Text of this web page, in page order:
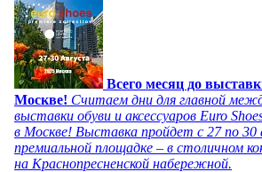
Всего месяц до
Москве! Считаем дни для главной
выставки обуви и аксессуаров Euro
в Москве! Выставка пройдет с 27 по 30
премиальной площадке – в столичном
на Краснопресненской набережной.